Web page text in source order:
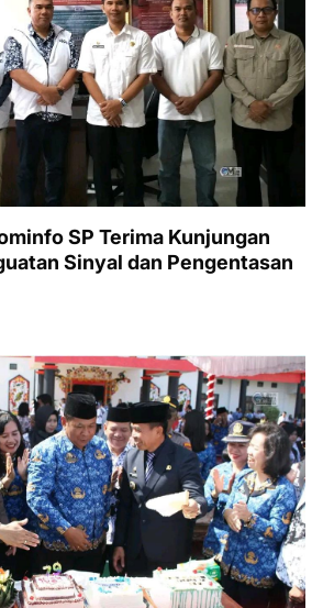
SP Terima Kunjungan
Sinyal dan Pengentasan